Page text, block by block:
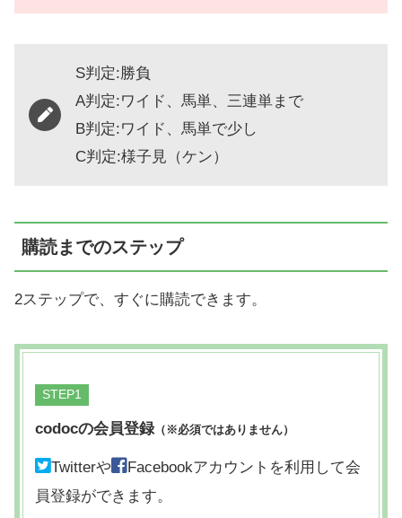
S判定:勝負
A判定:ワイド、馬単、三連単まで
B判定:ワイド、馬単で少し
C判定:様子見（ケン）
購読までのステップ
2ステップで、すぐに購読できます。
STEP
codocの会員登録（※必須ではありません）
Twitterや
Facebookアカウントを利用して会
員登録ができます。